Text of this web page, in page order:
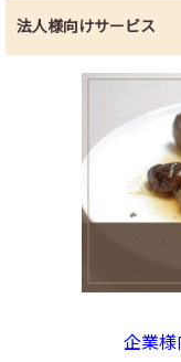
法人様向けサービス
企業様